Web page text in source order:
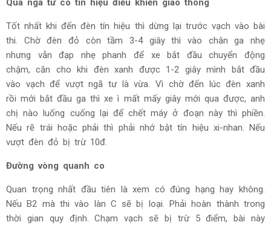
Qua ngã tư có tín hiệu điều khiển giao thông
Tốt nhất khi đến đèn tín hiệu thì dừng lại trước vạch vào bài
thi. Chờ đèn đỏ còn tầm 3-4 giây thì vào chân ga nhẹ
nhưng vẫn đạp nhẹ phanh để xe bắt đầu chuyển động
chậm, căn cho khi đèn xanh được 1-2 giây mình bắt đầu
vào vạch để vượt ngã tư là vừa. Vì chờ đến lúc đèn xanh
rồi mới bắt đầu ga thì xe ì mất mấy giây mới qua được, anh
chị nào luống cuống lại để chết máy ở đoạn này thì phiền.
Nếu rẽ trái hoặc phải thì phải nhớ bật tín hiệu xi-nhan. Nếu
vượt đèn đỏ bị trừ 10đ.
Đường vòng quanh co
Quan trọng nhất đầu tiên là xem có đúng hạng hay không.
Nếu B2 mà thi vào làn C sẽ bị loại. Phải hoàn thành trong
thời gian quy định. Chạm vạch sẽ bị trừ 5 điểm, bài này